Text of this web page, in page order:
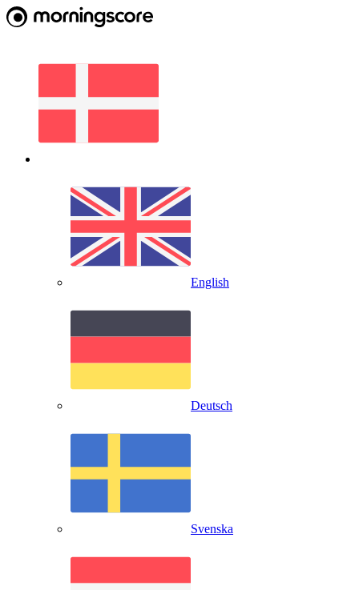
English
Deutsch
Svenska